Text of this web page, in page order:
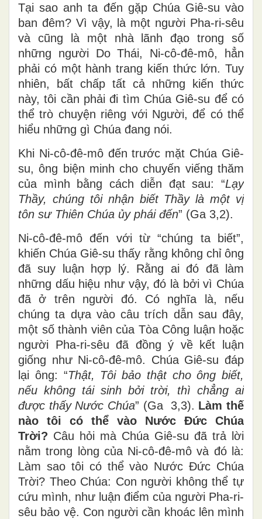
Tại sao anh ta đến gặp Chúa Giê-su vào
ban đêm? Vì vậy, là một người Pha-ri-sêu
và cũng là một nhà lãnh đạo trong số
những người Do Thái, Ni-cô-đê-mô, hẳn
phải có một hành trang kiến ​​thức lớn. Tuy
nhiên, bất chấp tất cả những kiến ​​thức
này, tôi cần phải đi tìm Chúa Giê-su để có
thể trò chuyện riêng với Người, để có thể
hiểu những gì Chúa đang nói.
Khi Ni-cô-đê-mô đến trước mặt Chúa Giê-
su, ông biện minh cho chuyến viếng thăm
của mình bằng cách diễn đạt sau: “Lạy
Thầy, chúng tôi nhận biết Thầy là một vị
tôn sư Thiên Chúa ủy phái đến” (Ga 3,2).
Ni-cô-đê-mô đến với từ “chúng ta biết”,
khiến Chúa Giê-su thấy rằng không chỉ ông
đã suy luận hợp lý. Rằng ai đó đã làm
những dấu hiệu như vậy, đó là bởi vì Chúa
đã ở trên người đó. Có nghĩa là, nếu
chúng ta dựa vào câu trích dẫn sau đây,
một số thành viên của Tòa Công luận hoặc
người Pha-ri-sêu đã đồng ý về kết luận
giống như Ni-cô-đê-mô. Chúa Giê-su đáp
lại ông: “Thật, Tôi bảo thật cho ông biết,
nếu không tái sinh bởi trời, thì chẳng ai
được thấy Nước Chúa” (Ga 3,3). Làm thế
nào tôi có thể vào Nước Đức Chúa
Trời? Câu hỏi mà Chúa Giê-su đã trả lời
nằm trong lòng của Ni-cô-đê-mô và đó là:
Làm sao tôi có thể vào Nước Đức Chúa
Trời? Theo Chúa: Con người không thể tự
cứu mình, như luận điểm của người Pha-ri-
sêu bảo vệ. Con người cần khoác lên mình